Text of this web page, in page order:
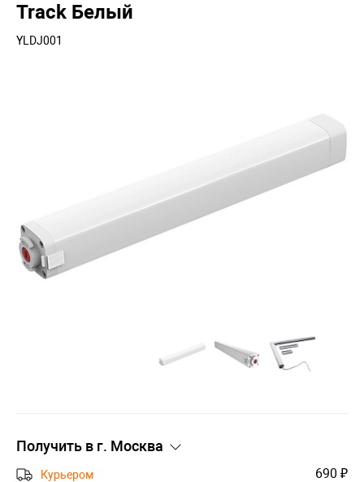
Track Белый
YLDJ001
Получить в г. Москва
Курьером
690 ₽